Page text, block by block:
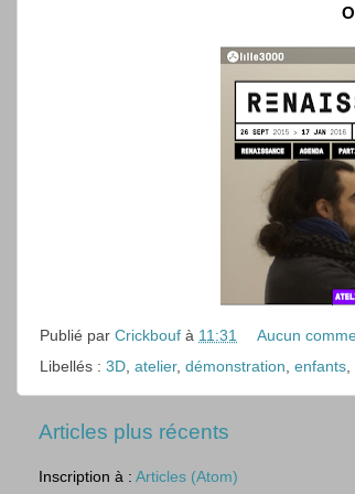
Publié par Crickbouf à 11:31
Aucun
Libellés : 3D atelier, démonstration enfants
Articles plus récents
Inscription à : Articles (Atom)